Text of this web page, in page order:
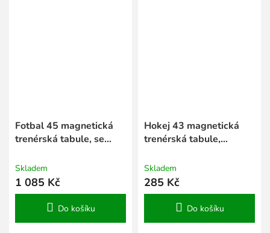
Fotbal 45 magnetická
trenérská tabule, se
Skladem
1 085 Kč
Do košíku
Hokej 43 magnetická
trenérská tabule,
Skladem
285 Kč
Do košíku